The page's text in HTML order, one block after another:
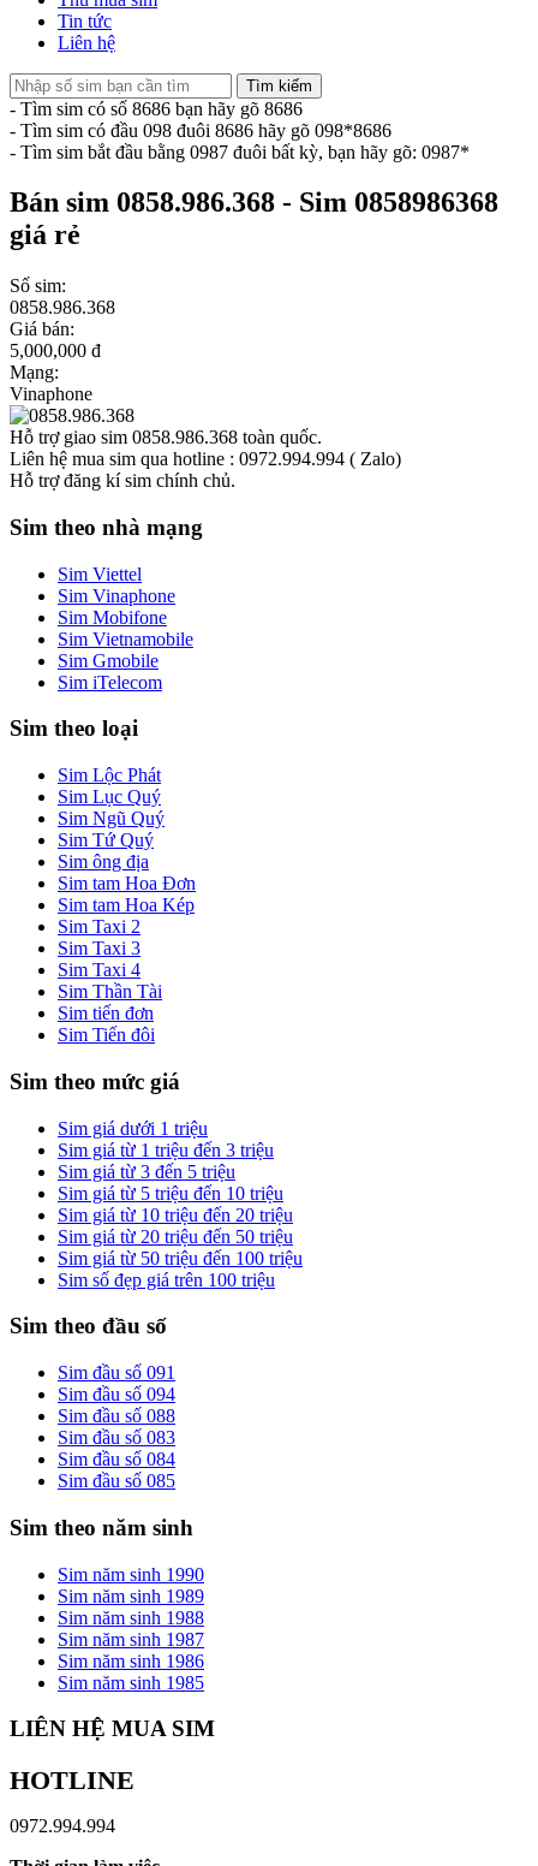
Tin tức
Liên hệ
Tìm kiếm
- Tìm sim có số 8686 bạn hãy gõ 8686
- Tìm sim có đầu 098 đuôi 8686 hãy gõ 098*8686
- Tìm sim bắt đầu bằng 0987 đuôi bất kỳ, bạn hãy gõ: 0987*
Bán sim 0858.986.368 - Sim 0858986368
giá rẻ
Số sim:
0858.986.368
Giá bán:
5,000,000 đ
Mạng:
Vinaphone
Hỗ trợ giao sim 0858.986.368 toàn quốc.
Liên hệ mua sim qua hotline : 0972.994.994 ( Zalo)
Hỗ trợ đăng kí sim chính chủ.
Sim theo nhà mạng
Sim Viettel
Sim Vinaphone
Sim Mobifone
Sim Vietnamobile
Sim Gmobile
Sim iTelecom
Sim theo loại
Sim Lộc Phát
Sim Lục Quý
Sim Ngũ Quý
Sim Tứ Quý
Sim ông địa
Sim tam Hoa Đơn
Sim tam Hoa Kép
Sim Taxi 2
Sim Taxi 3
Sim Taxi 4
Sim Thần Tài
Sim tiến đơn
Sim Tiến đôi
Sim theo mức giá
Sim giá dưới 1 triệu
Sim giá từ 1 triệu đến 3 triệu
Sim giá từ 3 đến 5 triệu
Sim giá từ 5 triệu đến 10 triệu
Sim giá từ 10 triệu đến 20 triệu
Sim giá từ 20 triệu đến 50 triệu
Sim giá từ 50 triệu đến 100 triệu
Sim số đẹp giá trên 100 triệu
Sim theo đầu số
Sim đầu số 091
Sim đầu số 094
Sim đầu số 088
Sim đầu số 083
Sim đầu số 084
Sim đầu số 085
Sim theo năm sinh
Sim năm sinh 1990
Sim năm sinh 1989
Sim năm sinh 1988
Sim năm sinh 1987
Sim năm sinh 1986
Sim năm sinh 1985
LIÊN HỆ MUA SIM
HOTLINE
0972.994.994